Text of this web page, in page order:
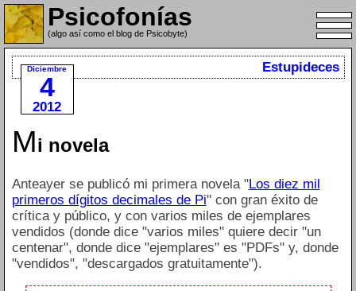
Psicofonías
(algo así como el blog de Psicobyte)
Diciembre
4
2012
Estupideces
Mi novela
Anteayer se publicó mi primera novela "Los diez mil
primeros dígitos decimales de Pi" con gran éxito de
crítica y público, y con varios miles de ejemplares
vendidos (donde dice "varios miles" quiere decir "un
centenar", donde dice "ejemplares" es "PDFs" y, donde
"vendidos", "descargados gratuitamente").